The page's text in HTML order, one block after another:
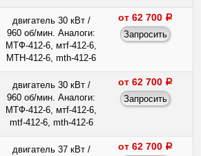
двигатель 30 кВт /
960 об/мин. Аналоги:
МТФ-412-6, мтf-412-6,
МТН-412-6, mth-412-6
от 62 700 a
двигатель 30 кВт /
960 об/мин. Аналоги:
МТФ-412-6, мтf-412-6,
mtf-412-6, mth-412-6
от 62 700 a
двигатель 37 кВт /
от 62 700 a